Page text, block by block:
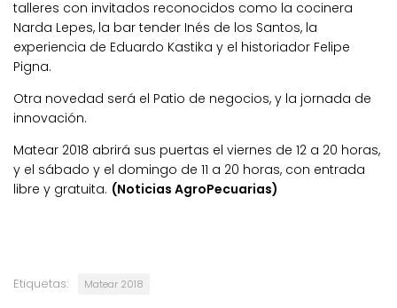
talleres con invitados reconocidos como la cocinera
Narda Lepes, la bar tender Inés de los Santos, la
experiencia de Eduardo Kastika y el historiador Felipe
Pigna.
Otra novedad será el Patio de negocios, y la jornada de
innovación.
Matear 2018 abrirá sus puertas el viernes de 12 a 20 horas,
y el sábado y el domingo de 11 a 20 horas, con entrada
libre y gratuita. (Noticias AgroPecuarias)
Etiquetas: Matear 2018